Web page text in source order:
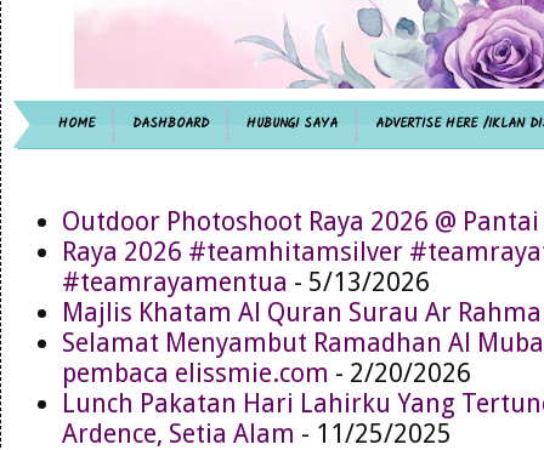
HOME DASHBOARD HUBUNGI SAYA ADVERTISE HERE /IKLAN
Outdoor Photoshoot Raya 2026 @ Pantai
Raya 2026 #teamhitamsilver
#teamrayamentua - 5/13/2026
Majlis Khatam Al Quran Surau Ar
Selamat Menyambut Ramadhan Al
pembaca elissmie.com - 2/20/2026
Lunch Pakatan Hari Lahirku Yang
Ardence, Setia Alam - 11/25/2025